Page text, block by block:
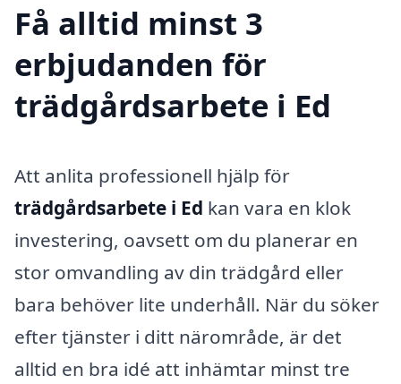
Få alltid minst 3
erbjudanden för
trädgårdsarbete i Ed
Att anlita professionell hjälp för
trädgårdsarbete i Ed kan vara en klok
investering, oavsett om du planerar en
stor omvandling av din trädgård eller
bara behöver lite underhåll. När du söker
efter tjänster i ditt närområde, är det
alltid en bra idé att inhämtar minst tre